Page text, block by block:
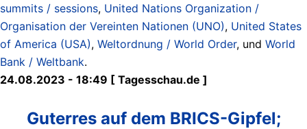
summits / sessions, United Nations Organization /
Organisation der Vereinten Nationen (UNO), United States
of America (USA), Weltordnung / World Order, und World
Bank / Weltbank.
24.08.2023 - 18:49 [ Tagesschau.de ]
Guterres auf dem BRICS-Gipfel;